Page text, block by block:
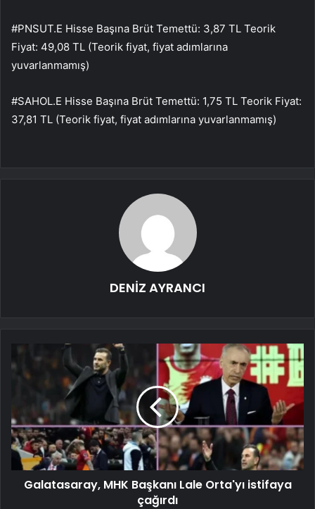
#PNSUT.E Hisse Başına Brüt Temettü: 3,87 TL Teorik
Fiyat: 49,08 TL (Teorik fiyat, fiyat adımlarına
yuvarlanmamış)
#SAHOL.E Hisse Başına Brüt Temettü: 1,75 TL Teorik Fiyat:
37,81 TL (Teorik fiyat, fiyat adımlarına yuvarlanmamış)
DENİZ AYRANCI
Galatasaray, MHK Başkanı Lale Orta'yı istifaya
çağırdı